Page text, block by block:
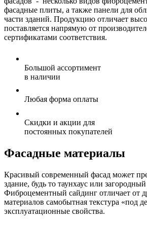
фасадные плиты, а также панели для
части зданий. Продукцию отличает
поставляется напрямую от
сертификатами соответствия.
Большой ассортимент
в наличии
Любая форма оплаты
Скидки и акции для
постоянных покупателей
Фасадные материалы
Красивый современный фасад может
здание, будь то таунхаус или
Фиброцементный сайдинг отличает от
материалов самобытная текстура «под
эксплуатационные свойства.